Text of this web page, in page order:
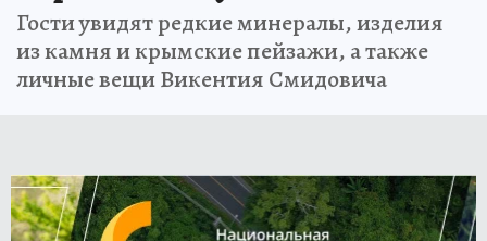
Гости увидят редкие минералы, изделия
из камня и крымские пейзажи, а также
личные вещи Викентия Смидовича